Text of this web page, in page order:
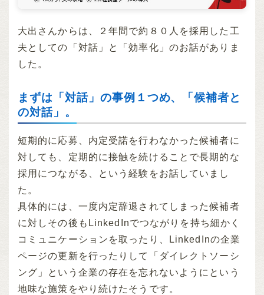
大出さんからは、２年間で約８０人を採用した工
夫としての「対話」と「効率化」のお話がありま
した。
まずは「対話」の事例１つめ、「候補者と
の対話」。
短期的に応募、内定受諾を行わなかった候補者に
対しても、定期的に接触を続けることで長期的な
採用につながる、という経験をお話していまし
た。
具体的には、一度内定辞退されてしまった候補者
に対しその後もLinkedInでつながりを持ち細かく
コミュニケーションを取ったり、LinkedInの企業
ページの更新を行ったりして「ダイレクトソーシ
ング」という企業の存在を忘れないようにという
地味な施策をやり続けたそうです。